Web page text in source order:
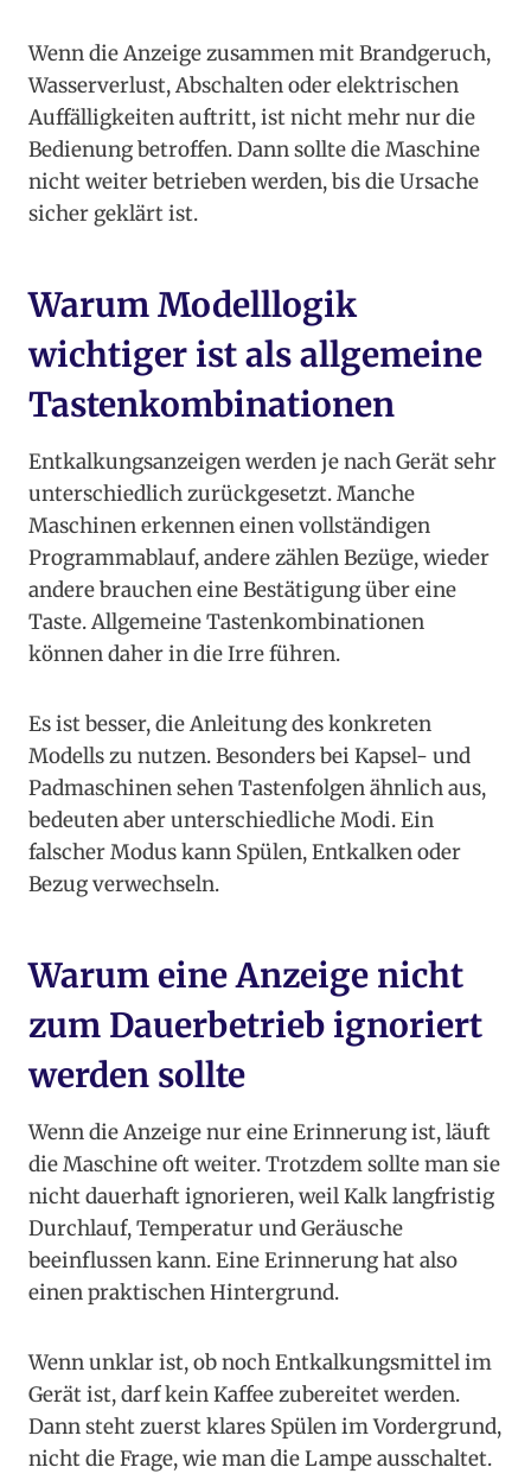
Wenn die Anzeige zusammen mit Brandgeruch,
Wasserverlust, Abschalten oder elektrischen
Auffälligkeiten auftritt, ist nicht mehr nur die
Bedienung betroffen. Dann sollte die Maschine
nicht weiter betrieben werden, bis die Ursache
sicher geklärt ist.
Warum Modelllogik
wichtiger ist als allgemeine
Tastenkombinationen
Entkalkungsanzeigen werden je nach Gerät sehr
unterschiedlich zurückgesetzt. Manche
Maschinen erkennen einen vollständigen
Programmablauf, andere zählen Bezüge, wieder
andere brauchen eine Bestätigung über eine
Taste. Allgemeine Tastenkombinationen
können daher in die Irre führen.
Es ist besser, die Anleitung des konkreten
Modells zu nutzen. Besonders bei Kapsel- und
Padmaschinen sehen Tastenfolgen ähnlich aus,
bedeuten aber unterschiedliche Modi. Ein
falscher Modus kann Spülen, Entkalken oder
Bezug verwechseln.
Warum eine Anzeige nicht
zum Dauerbetrieb ignoriert
werden sollte
Wenn die Anzeige nur eine Erinnerung ist, läuft
die Maschine oft weiter. Trotzdem sollte man sie
nicht dauerhaft ignorieren, weil Kalk langfristig
Durchlauf, Temperatur und Geräusche
beeinflussen kann. Eine Erinnerung hat also
einen praktischen Hintergrund.
Wenn unklar ist, ob noch Entkalkungsmittel im
Gerät ist, darf kein Kaffee zubereitet werden.
Dann steht zuerst klares Spülen im Vordergrund,
nicht die Frage, wie man die Lampe ausschaltet.